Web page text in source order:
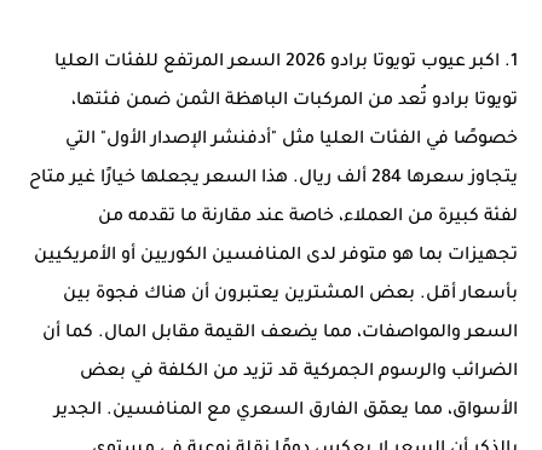
1. اكبر عيوب تويوتا برادو 2026 السعر المرتفع للفئات العليا
تويوتا برادو تُعد من المركبات الباهظة الثمن ضمن فئتها،
خصوصًا في الفئات العليا مثل "أدفنشر الإصدار الأول" التي
يتجاوز سعرها 284 ألف ريال. هذا السعر يجعلها خيارًا غير متاح
لفئة كبيرة من العملاء، خاصة عند مقارنة ما تقدمه من
تجهيزات بما هو متوفر لدى المنافسين الكوريين أو الأمريكيين
بأسعار أقل. بعض المشترين يعتبرون أن هناك فجوة بين
السعر والمواصفات، مما يضعف القيمة مقابل المال. كما أن
الضرائب والرسوم الجمركية قد تزيد من الكلفة في بعض
الأسواق، مما يعمّق الفارق السعري مع المنافسين. الجدير